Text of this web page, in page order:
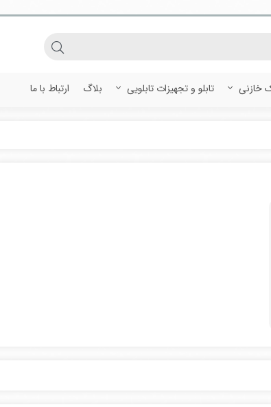
خازنی تابلو و تجهیزات تابلویی بلاگ ارتباط با ما